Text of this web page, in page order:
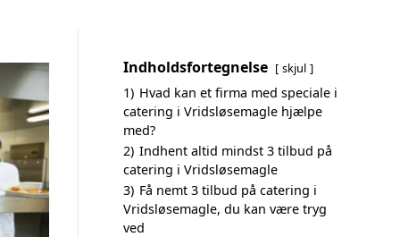
Indholdsfortegnelse skjul
1) Hvad kan et firma med speciale i
catering i Vridsløsemagle hjælpe
med?
2) Indhent altid mindst 3 tilbud på
catering i Vridsløsemagle
3) Få nemt 3 tilbud på catering i
Vridsløsemagle, du kan være tryg
ved